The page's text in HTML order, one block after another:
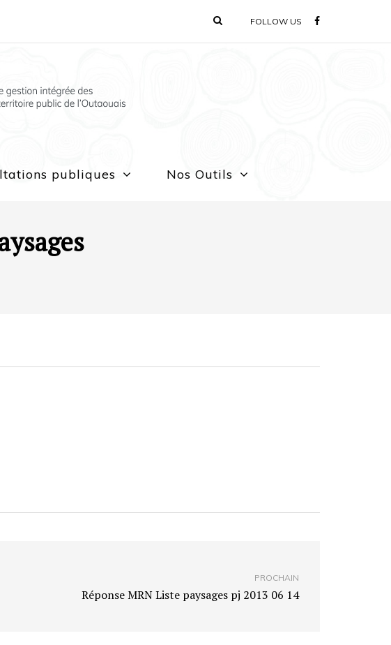
FOLLOW US
publiques Nos Outils
PROCHAIN
Réponse MRN Liste paysages pj 2013 06 14